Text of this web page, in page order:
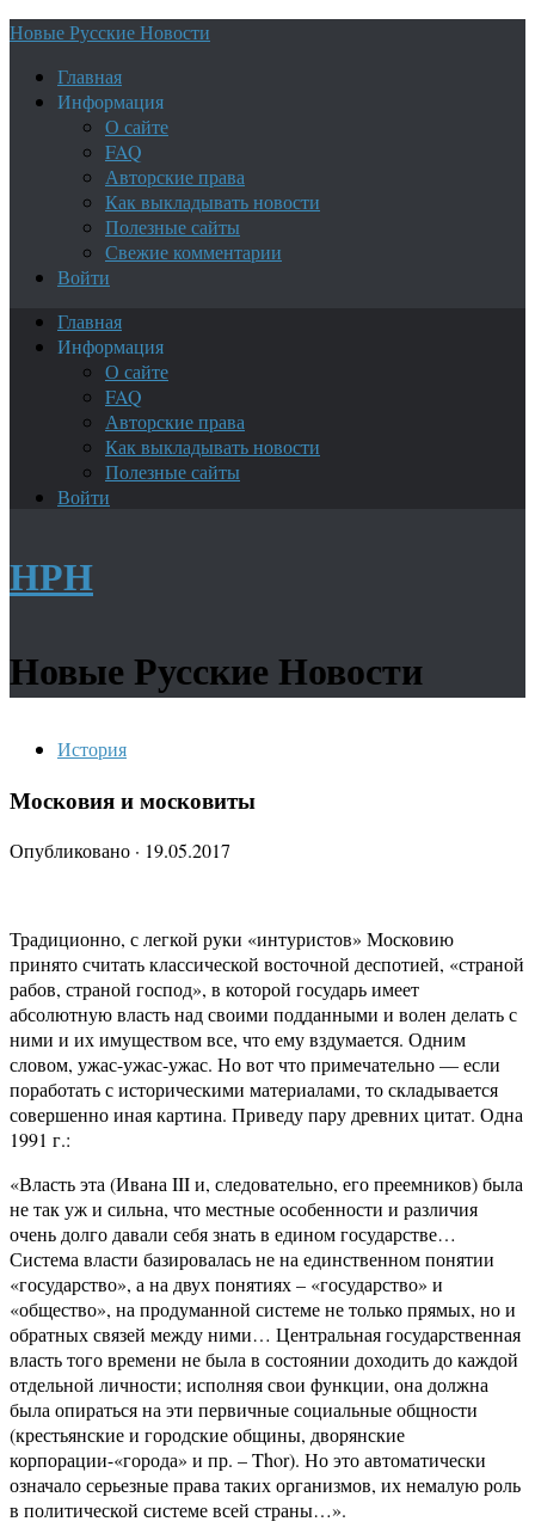
Новые Русские Новости
Главная
Информация
О сайте
FAQ
Авторские права
Как выкладывать новости
Полезные сайты
Свежие комментарии
Войти
Главная
Информация
О сайте
FAQ
Авторские права
Как выкладывать новости
Полезные сайты
Войти
НРН
Новые Русские Новости
История
Московия и московиты
Опубликовано · 19.05.2017
Традиционно, с легкой руки «интуристов» Московию
принято считать классической восточной деспотией, «страной
рабов, страной господ», в которой государь имеет
абсолютную власть над своими подданными и волен делать с
ними и их имуществом все, что ему вздумается. Одним
словом, ужас-ужас-ужас. Но вот что примечательно — если
поработать с историческими материалами, то складывается
совершенно иная картина. Приведу пару древних цитат. Одна
1991 г.:
«Власть эта (Ивана III и, следовательно, его преемников) была
не так уж и сильна, что местные особенности и различия
очень долго давали себя знать в едином государстве…
Система власти базировалась не на единственном понятии
«государство», а на двух понятиях – «государство» и
«общество», на продуманной системе не только прямых, но и
обратных связей между ними… Центральная государственная
власть того времени не была в состоянии доходить до каждой
отдельной личности; исполняя свои функции, она должна
была опираться на эти первичные социальные общности
(крестьянские и городские общины, дворянские
корпорации-«города» и пр. – Thor). Но это автоматически
означало серьезные права таких организмов, их немалую роль
в политической системе всей страны…».